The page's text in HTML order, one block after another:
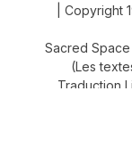
| Copyright
Sacred Space
(Les
Traduction